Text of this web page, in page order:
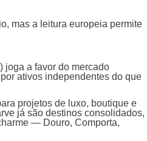
mas a leitura europeia permite
joga a favor do mercado
ativos independentes do que
projetos de luxo, boutique e
já são destinos consolidados,
— Douro, Comporta,